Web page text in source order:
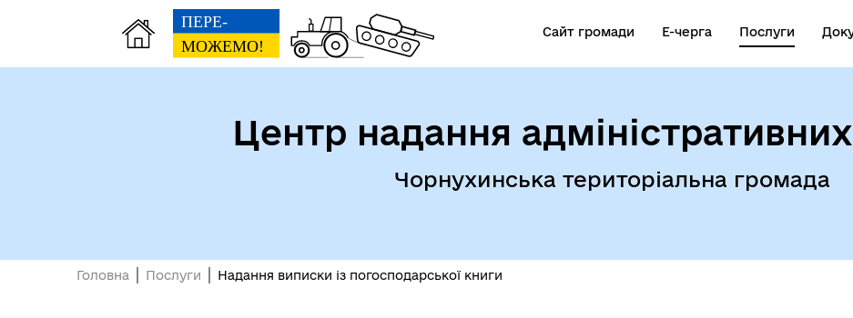
Сайт громади Е-черга Послуги
Центр надання
Чорнухинська територіальна громада
Головна Послуги Надання виписки із погосподарської книги